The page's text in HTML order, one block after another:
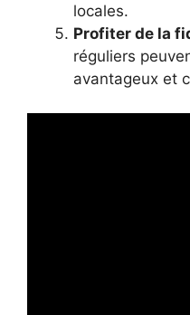
locales.
Profiter de la
réguliers
avantageux et